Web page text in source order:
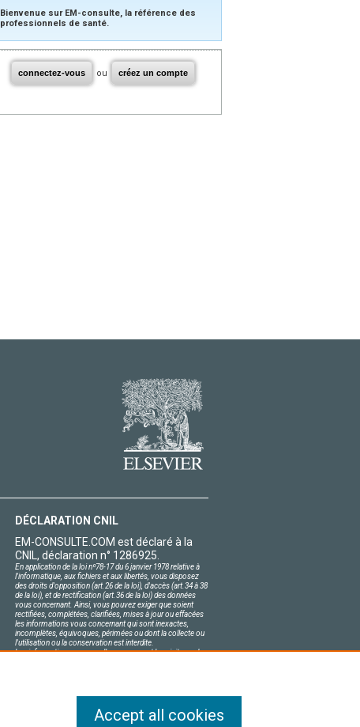
Bienvenue sur EM-consulte, la référence des
professionnels de santé.
connectez-vous ou créez un compte
DÉCLARATION CNIL
EM-CONSULTE.COM est déclaré à la
CNIL, déclaration n° 1286925.
En application de la loi nº78-17 du 6 janvier 1978 relative à
l'informatique, aux fichiers et aux libertés, vous disposez
des droits d'opposition (art.26 de la loi), d'accès (art.34 à 38
de la loi), et de rectification (art.36 de la loi) des données
vous concernant. Ainsi, vous pouvez exiger que soient
rectifiées, complétées, clarifiées, mises à jour ou effacées
les informations vous concernant qui sont inexactes,
incomplètes, équivoques, périmées ou dont la collecte ou
l'utilisation ou la conservation est interdite.
Les informations personnelles concernant les visiteurs de
Accept all cookies